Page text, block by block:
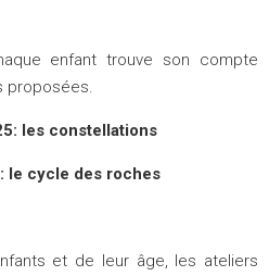
enfant trouve son compte
proposées.
les constellations
le cycle des roches
et de leur âge, les ateliers